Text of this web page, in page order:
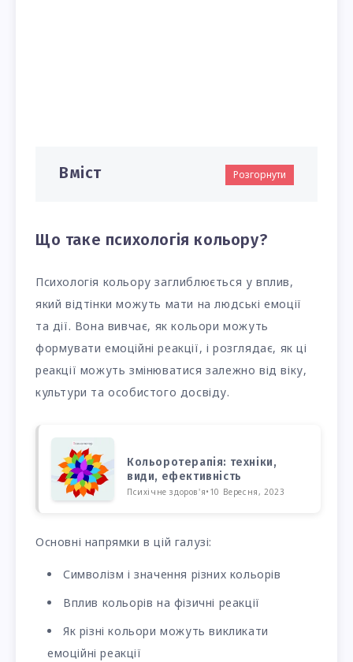
Вміст Розгорнути
Що таке психологія кольору?
Психологія кольору заглиблюється у вплив,
який відтінки можуть мати на людські емоції
та дії. Вона вивчає, як кольори можуть
формувати емоційні реакції, і розглядає, як ці
реакції можуть змінюватися залежно від віку,
культури та особистого досвіду.
Кольоротерапія: техніки,
види, ефективність
Психічне здоров'я• 10 Вересня, 2023
Основні напрямки в цій галузі:
Символізм і значення різних кольорів
Вплив кольорів на фізичні реакції
Як різні кольори можуть викликати
емоційні реакції